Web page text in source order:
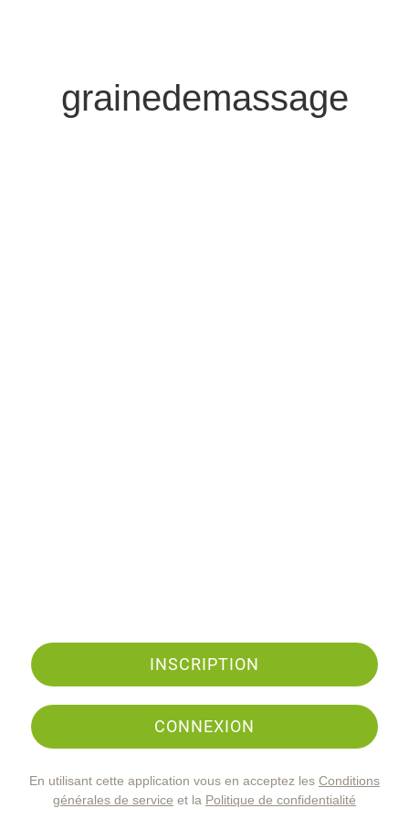
grainedemassage
INSCRIPTION
CONNEXION
En utilisant cette application vous en acceptez les Conditions
générales de service et la Politique de confidentialité